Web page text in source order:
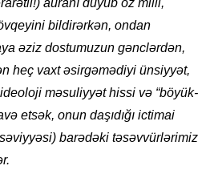
bildirərkən, ondan
əziz dostumuzun gənclərdən,
heç vaxt əsirgəmədiyi ünsiyyət,
məsuliyyət hissi və “böyük-
etsək, onun daşıdığı ictimai
barədəki təsəvvürlərimiz